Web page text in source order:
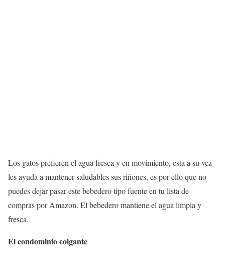
Los gatos prefieren el agua fresca y en movimiento, esta a su vez
les ayuda a mantener saludables sus riñones, es por ello que no
puedes dejar pasar este bebedero tipo fuente en tu lista de
compras por Amazon. El bebedero mantiene el agua limpia y
fresca.
El condominio colgante